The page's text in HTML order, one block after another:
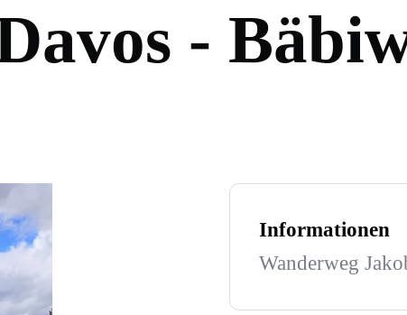
avos - Bäbi
Informationen
Wanderweg